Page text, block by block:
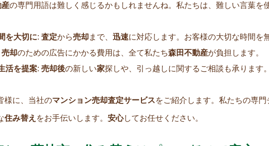
産の専門用語は難しく感じるかもしれませんね。私たちは、難しい言葉を
を大切に: 査定から売却まで、 迅速に対応します。お客様の大切な時間を
売却のための広告にかかる費用は、全て私たち森田不動産が負担します。
活を提案: 売却後の新しい家探しや、引っ越しに関するご相談も承ります。
様に、当社のマンション売却査定サービスをご紹介します。私たちの専門
住み替え をお手伝いします。 安心してお任せください。